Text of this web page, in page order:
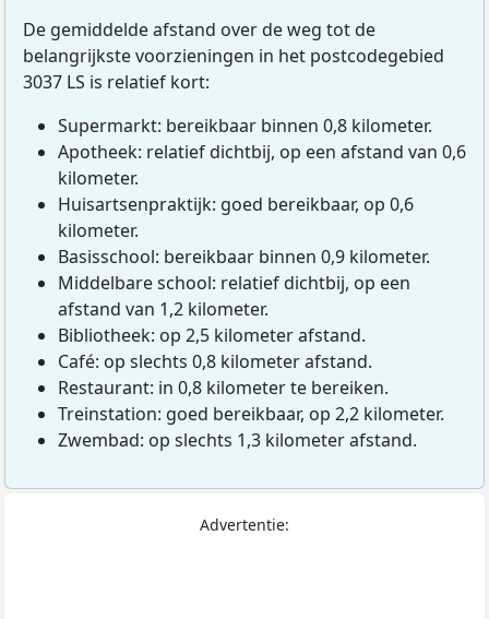
De gemiddelde afstand over de weg tot de
belangrijkste voorzieningen in het postcodegebied
3037 LS is relatief kort:
Supermarkt: bereikbaar binnen 0,8 kilometer.
Apotheek: relatief dichtbij, op een afstand van 0,6
kilometer.
Huisartsenpraktijk: goed bereikbaar, op 0,6
kilometer.
Basisschool: bereikbaar binnen 0,9 kilometer.
Middelbare school: relatief dichtbij, op een
afstand van 1,2 kilometer.
Bibliotheek: op 2,5 kilometer afstand.
Café: op slechts 0,8 kilometer afstand.
Restaurant: in 0,8 kilometer te bereiken.
Treinstation: goed bereikbaar, op 2,2 kilometer.
Zwembad: op slechts 1,3 kilometer afstand.
Advertentie: